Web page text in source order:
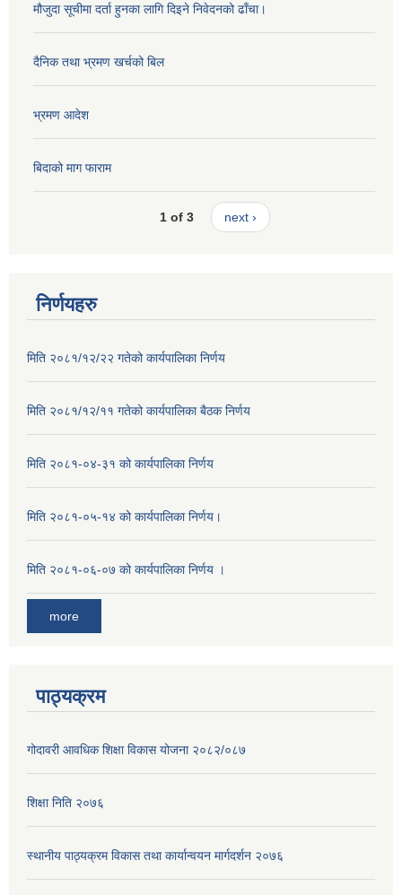
मौजुदा सूचीमा दर्ता हुनका लागि दिइने निवेदनको ढाँचा।
दैनिक तथा भ्रमण खर्चको बिल
भ्रमण आदेश
बिदाको माग फाराम
1 of 3 next ›
निर्णयहरु
मिति २०८१/१२/२२ गतेको कार्यपालिका निर्णय
मिति २०८१/१२/११ गतेको कार्यपालिका बैठक निर्णय
मिति २०८१-०४-३१ को कार्यपालिका निर्णय
मिति २०८१-०५-१४ को कार्यपालिका निर्णय।
मिति २०८१-०६-०७ को कार्यपालिका निर्णय ।
more
पाठ्यक्रम
गोदावरी आवधिक शिक्षा विकास योजना २०८२/०८७
शिक्षा निति २०७६
स्थानीय पाठ्यक्रम विकास तथा कार्यान्वयन मार्गदर्शन २०७६